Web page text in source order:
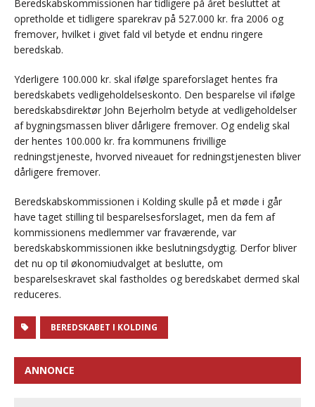
Beredskabskommissionen har tidligere på året besluttet at
opretholde et tidligere sparekrav på 527.000 kr. fra 2006 og
fremover, hvilket i givet fald vil betyde et endnu ringere
beredskab.
Yderligere 100.000 kr. skal ifølge spareforslaget hentes fra
beredskabets vedligeholdelseskonto. Den besparelse vil ifølge
beredskabsdirektør John Bejerholm betyde at vedligeholdelser
af bygningsmassen bliver dårligere fremover. Og endelig skal
der hentes 100.000 kr. fra kommunens frivillige
redningstjeneste, hvorved niveauet for redningstjenesten bliver
dårligere fremover.
Beredskabskommissionen i Kolding skulle på et møde i går
have taget stilling til besparelsesforslaget, men da fem af
kommissionens medlemmer var fraværende, var
beredskabskommissionen ikke beslutningsdygtig. Derfor bliver
det nu op til økonomiudvalget at beslutte, om
besparelseskravet skal fastholdes og beredskabet dermed skal
reduceres.
BEREDSKABET I KOLDING
ANNONCE